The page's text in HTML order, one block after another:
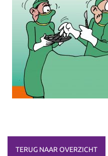
TERUG NAAR OVERZICHT